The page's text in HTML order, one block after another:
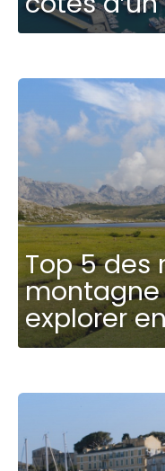
Top 5 des
montagne
explorer